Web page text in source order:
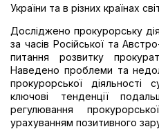
України та в різних країнах
Досліджено прокурорську
за часів Російської та
питання розвитку
Наведено проблеми та
прокурорської діяльності
ключові тенденції
регулювання
урахуванням позитивного